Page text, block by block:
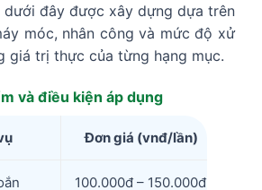
dưới đây được xây dựng dựa trên
móc, nhân công và mức độ xử
giá trị thực của từng hạng mục.
và điều kiện áp dụng
Đơn giá (vnđ/lần)
100.000đ – 150.000đ